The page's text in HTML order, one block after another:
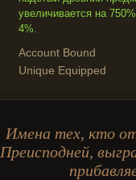
увеличивается на
4%.
Account Bound
Unique Equipped
Имена тех, кто
Преисподней,